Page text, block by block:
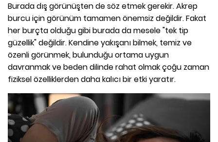
Burada dış görünüşten de söz etmek gerekir. Akrep
burcu için görünüm tamamen önemsiz değildir. Fakat
her burçta olduğu gibi burada da mesele "tek tip
güzellik" değildir. Kendine yakışanı bilmek, temiz ve
özenli görünmek, bulunduğu ortama uygun
davranmak ve beden dilinde rahat olmak çoğu zaman
fiziksel özelliklerden daha kalıcı bir etki yaratır.